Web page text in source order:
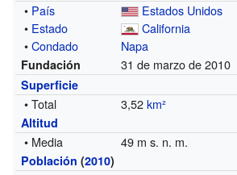
• País
Estados Unidos
• Estado
California
•Condado Napa
Fundación 31 de marzo de 2010
Superficie
• Total 3,52km²
Altitud
• Media 49 m s. n. m.
Población (2010)